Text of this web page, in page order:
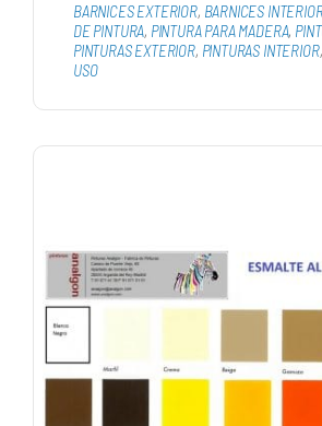
BARNICES EXTERIOR, BARNICES
DE PINTURA, PINTURA PARA MADERA,
PINTURAS EXTERIOR, PINTURAS INTERIOR,
USO